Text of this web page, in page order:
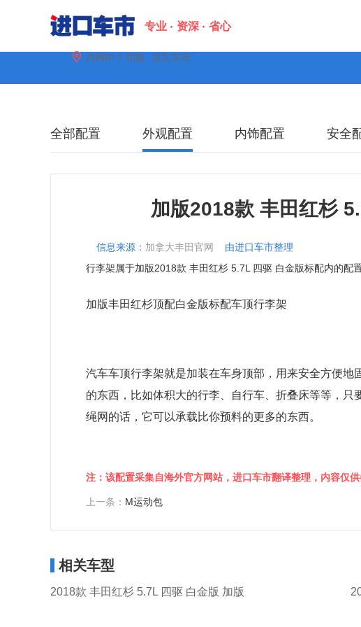
专业 资深 省心
 内网IP | 切换 其它车市
全部配置 外观配置 内饰配置 安全
加版2018款 丰田红杉
信息来源： 加拿大丰田官网 由进口车市整理
行李架属于加版2018款 丰田红杉 5.7L 四驱 白金版标配内的配
加版丰田红杉顶配白金版标配车顶行李架
汽车车顶行李架就是加装在车身顶部，用来安全方便
的东西，比如体积大的行李、自行车、折叠床等等，
绳网的话，它可以承载比你预料的更多的东西。
注：该配置采集自海外官方网站，进口车市翻译整理，内容仅供
上一条： M运动包
相关车型
2018款 丰田红杉 5.7L 四驱 白金版 加版